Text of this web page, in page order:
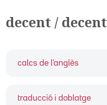
decent / decent
calcs de l'anglès
traducció i doblatge